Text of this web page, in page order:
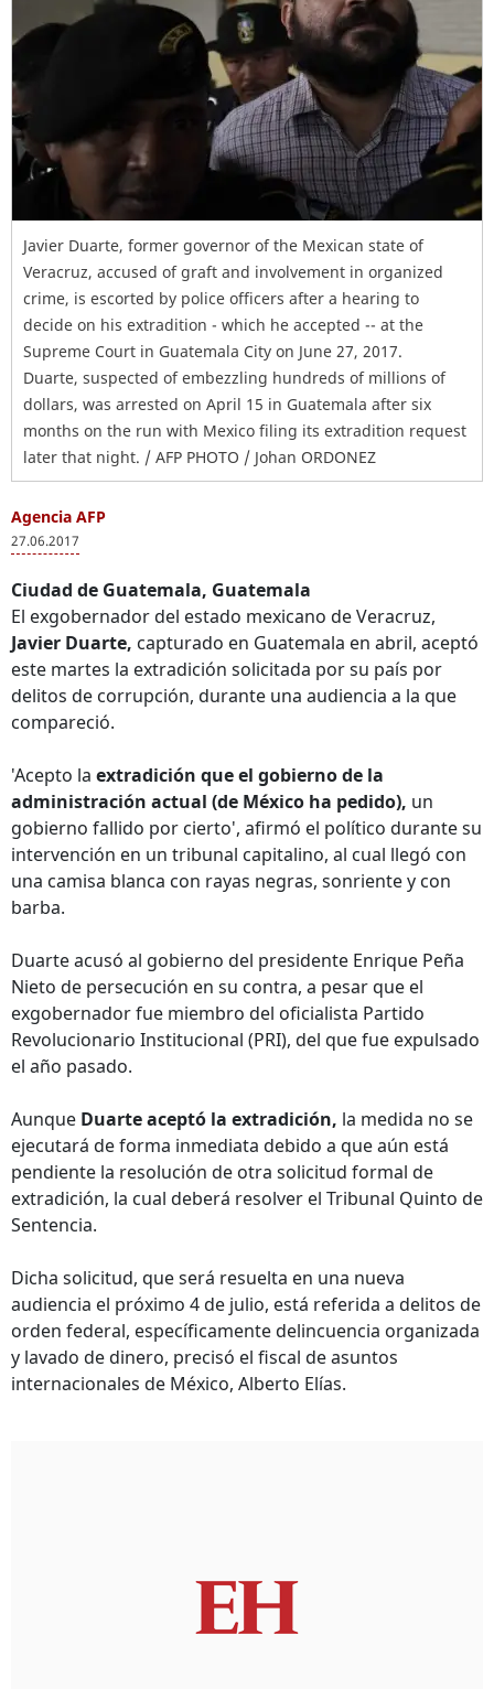
Javier Duarte, former governor of the Mexican state of
Veracruz, accused of graft and involvement in organized
crime, is escorted by police officers after a hearing to
decide on his extradition - which he accepted -- at the
Supreme Court in Guatemala City on June 27, 2017.
Duarte, suspected of embezzling hundreds of millions of
dollars, was arrested on April 15 in Guatemala after six
months on the run with Mexico filing its extradition request
later that night. / AFP PHOTO / Johan ORDONEZ
Agencia AFP
27.06.2017
Ciudad de Guatemala, Guatemala
El exgobernador del estado mexicano de Veracruz,
Javier Duarte, capturado en Guatemala en abril, aceptó
este martes la extradición solicitada por su país por
delitos de corrupción, durante una audiencia a la que
compareció.
'Acepto la extradición que el gobierno de la
administración actual (de México ha pedido), un
gobierno fallido por cierto', afirmó el político durante su
intervención en un tribunal capitalino, al cual llegó con
una camisa blanca con rayas negras, sonriente y con
barba.
Duarte acusó al gobierno del presidente Enrique Peña
Nieto de persecución en su contra, a pesar que el
exgobernador fue miembro del oficialista Partido
Revolucionario Institucional (PRI), del que fue expulsado
el año pasado.
Aunque Duarte aceptó la extradición, la medida no se
ejecutará de forma inmediata debido a que aún está
pendiente la resolución de otra solicitud formal de
extradición, la cual deberá resolver el Tribunal Quinto de
Sentencia.
Dicha solicitud, que será resuelta en una nueva
audiencia el próximo 4 de julio, está referida a delitos de
orden federal, específicamente delincuencia organizada
y lavado de dinero, precisó el fiscal de asuntos
internacionales de México, Alberto Elías.